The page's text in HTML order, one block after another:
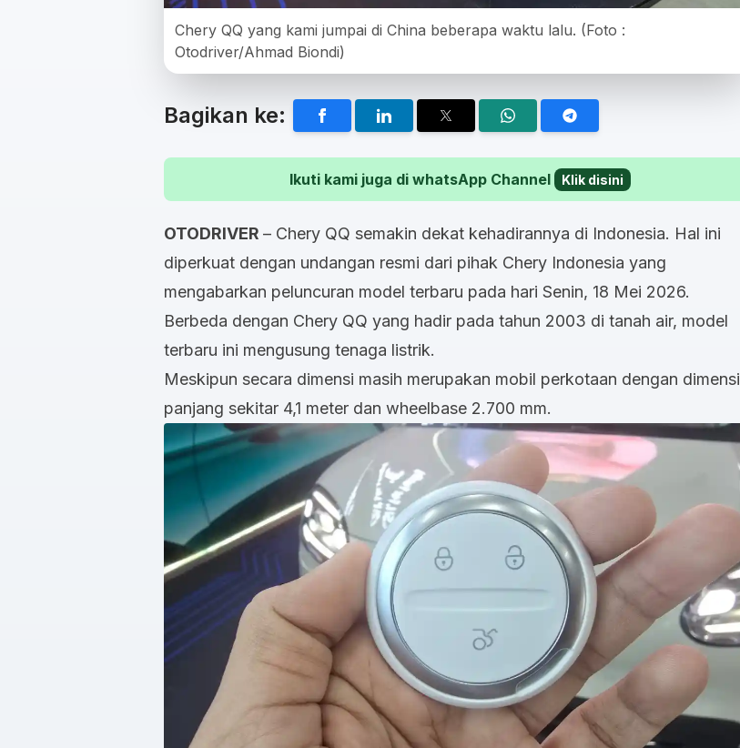
Chery QQ yang kami jumpai di China beberapa waktu lalu. (Foto :
Otodriver/Ahmad Biondi)
Bagikan ke:
Ikuti kami juga di whatsApp Channel Klik disini
OTODRIVER – Chery QQ semakin dekat kehadirannya di Indonesia. Hal ini
diperkuat dengan undangan resmi dari pihak Chery Indonesia yang
mengabarkan peluncuran model terbaru pada hari Senin, 18 Mei 2026.
Berbeda dengan Chery QQ yang hadir pada tahun 2003 di tanah air, model
terbaru ini mengusung tenaga listrik.
Meskipun secara dimensi masih merupakan mobil perkotaan dengan dimensi
panjang sekitar 4,1 meter dan wheelbase 2.700 mm.